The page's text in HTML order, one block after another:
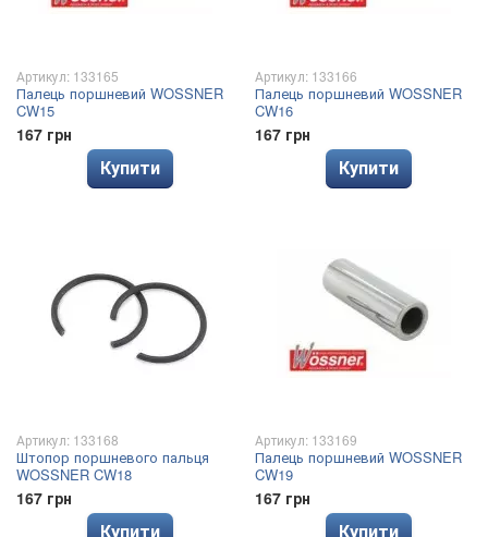
Артикул: 133165
Палець поршневий WOSSNER
CW15
167 грн
Купити
Артикул: 133166
Палець поршневий WOSSNER
CW16
167 грн
Купити
Артикул: 133168
Штопор поршневого пальця
WOSSNER CW18
167 грн
Купити
Артикул: 133169
Палець поршневий WOSSNER
CW19
167 грн
Купити